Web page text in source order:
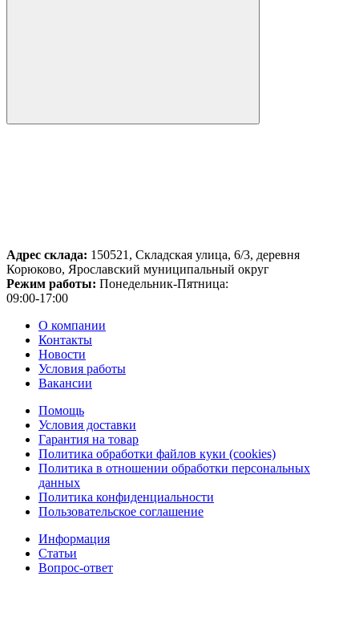
Адрес склада: 150521, Складская улица, 6/3, деревня
Корюково, Ярославский муниципальный округ
Режим работы: Понедельник-Пятница:
09:00-17:00
О компании
Контакты
Новости
Условия работы
Вакансии
Помощь
Условия доставки
Гарантия на товар
Политика обработки файлов куки (cookies)
Политика в отношении обработки персональных
данных
Политика конфиденциальности
Пользовательское соглашение
Информация
Статьи
Вопрос-ответ